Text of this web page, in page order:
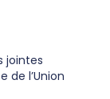
jointes
de l’Union